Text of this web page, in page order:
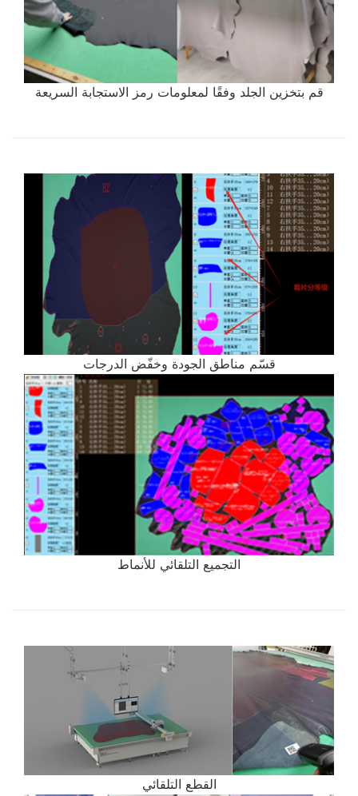
قم بتخزين الجلد وفقًا لمعلومات رمز الاستجابة السريعة
قسّم مناطق الجودة وخفّض الدرجات
التجميع التلقائي للأنماط
القطع التلقائي